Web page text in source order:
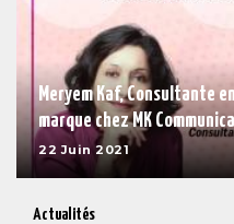
Meryem Kaf, Consultante
marque chez MK
22 Juin 2021
Actualités